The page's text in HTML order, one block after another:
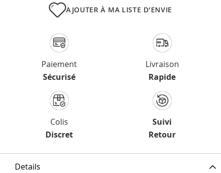
AJOUTER À MA LISTE D’ENVIE
Paiement
Sécurisé
Livraison
Rapide
Colis
Discret
Suivi
Retour
Details